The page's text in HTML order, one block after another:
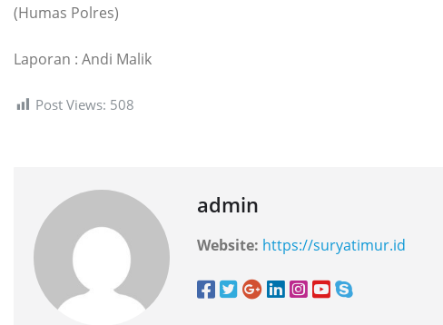
(Humas Polres)
Laporan : Andi Malik
Post Views: 508
admin
Website: https://suryatimur.id